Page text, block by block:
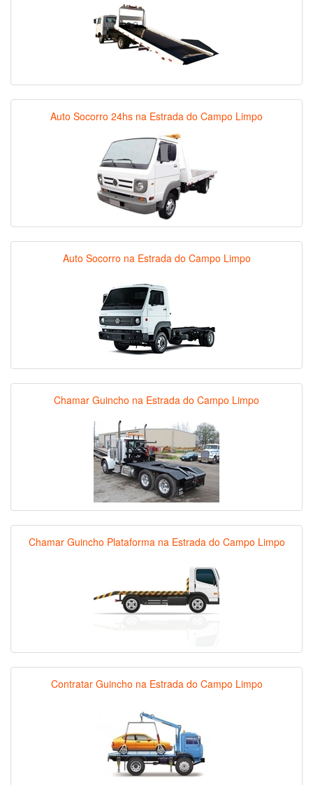
Auto Socorro 24hs na Estrada do Campo Limpo
Auto Socorro na Estrada do Campo Limpo
Chamar Guincho na Estrada do Campo Limpo
Chamar Guincho Plataforma na Estrada do Campo Limpo
Contratar Guincho na Estrada do Campo Limpo